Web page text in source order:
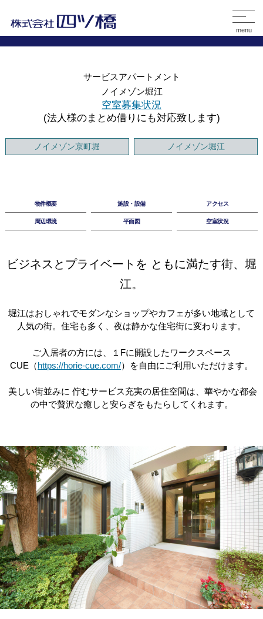
menu
サービスアパートメント
ノイメゾン堀江
空室募集状況
(法人様のまとめ借りにも対応致します)
ノイメゾン京町堀 ノイメゾン堀江
物件概要 施設・設備 アクセス
周辺環境 平面図 空室状況
ビジネスとプライベートを ともに満たす街、堀
江。
堀江はおしゃれでモダンなショップやカフェが多い地域として
人気の街。住宅も多く、夜は静かな住宅街に変わります。
ご入居者の方には、１Fに開設したワークスペース
CUE（https://horie-cue.com/）を自由にご利用いただけます。
美しい街並みに 佇むサービス充実の居住空間は、華やかな都会
の中で贅沢な癒しと安らぎをもたらしてくれます。